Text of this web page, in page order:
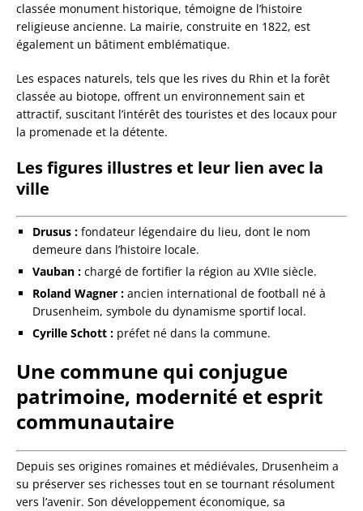
classée monument historique, témoigne de l’histoire
religieuse ancienne. La mairie, construite en 1822, est
également un bâtiment emblématique.
Les espaces naturels, tels que les rives du Rhin et la forêt
classée au biotope, offrent un environnement sain et
attractif, suscitant l’intérêt des touristes et des locaux pour
la promenade et la détente.
Les figures illustres et leur lien avec la
ville
Drusus : fondateur légendaire du lieu, dont le nom
demeure dans l’histoire locale.
Vauban : chargé de fortifier la région au XVIIe siècle.
Roland Wagner : ancien international de football né à
Drusenheim, symbole du dynamisme sportif local.
Cyrille Schott : préfet né dans la commune.
Une commune qui conjugue
patrimoine, modernité et esprit
communautaire
Depuis ses origines romaines et médiévales, Drusenheim a
su préserver ses richesses tout en se tournant résolument
vers l’avenir. Son développement économique, sa